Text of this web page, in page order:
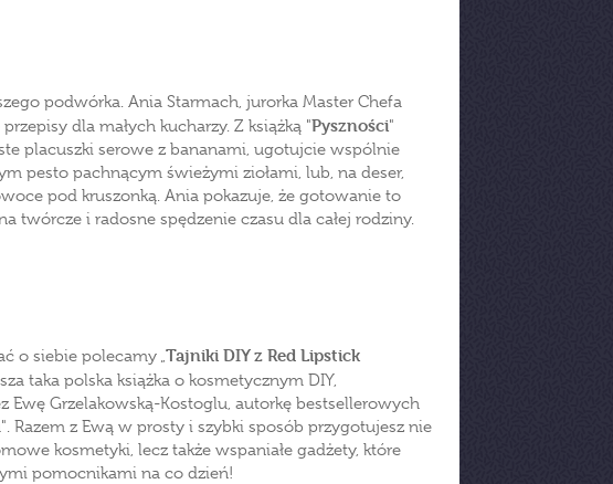
podwórka. Ania Starmach, jurorka Master Chefa
dla małych kucharzy. Z książką "Pyszności"
placuszki serowe z bananami, ugotujcie wspólnie
pesto pachnącym świeżymi ziołami, lub, na deser,
pod kruszonką. Ania pokazuje, że gotowanie to
twórcze i radosne spędzenie czasu dla całej rodziny.
o siebie polecamy „Tajniki DIY z Red Lipstick
taka polska książka o kosmetycznym DIY,
Ewę Grzelakowską-Kostoglu, autorkę bestsellerowych
Razem z Ewą w prosty i szybki sposób przygotujesz nie
kosmetyki, lecz także wspaniałe gadżety, które
pomocnikami na co dzień!